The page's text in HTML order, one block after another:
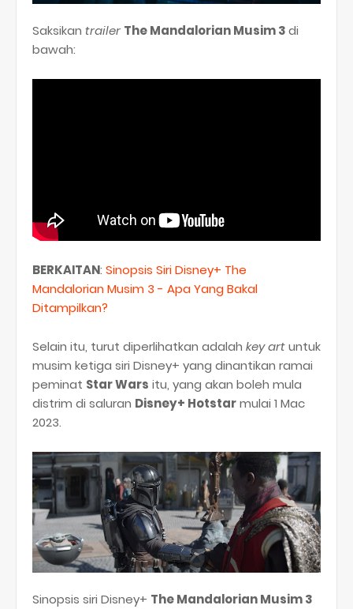
Saksikan trailer The Mandalorian Musim 3di
bawah:
BERKAITAN: Sinopsis Siri Disney+ The
Mandalorian Musim 3 - Apa Yang Bakal
Ditampilkan?
Selain itu, turut diperlihatkan adalah key artuntuk
musim ketiga siri Disney+ yang dinantikan ramai
peminat Star Wars itu, yang akan boleh mula
distrim di saluran Disney+ Hotstarmulai 1 Mac
2023.
Sinopsis siri Disney+ The Mandalorian Musim 3